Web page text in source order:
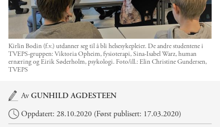
Kirlin Bodin (f.v.) utdanner seg til å bli helsesykepleier. De andre studentene i
TVEPS-gruppen: Viktoria Opheim, fysioterapi, Sina-Isabel Warz, human
ernæring og Eirik Søderholm, psykologi. Foto/ill.:Elin Christine Gundersen,
TVEPS
Hovedinnhold
AvGUNHILD AGDESTEEN
Oppdatert: 28.10.2020 (Først publisert: 17.03.2020)